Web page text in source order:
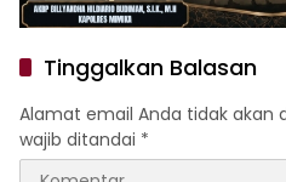
Tinggalkan Balasan
Alamat email Anda tidak akan
wajib ditandai *